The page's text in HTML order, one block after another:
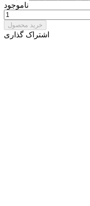
ناموجود
خرید محصول
اشتراک گذاری